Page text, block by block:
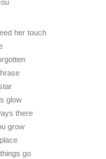
her touch
glow
there
grow
go